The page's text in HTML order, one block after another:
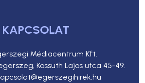
KAPCSOLAT
Médiacentrum Kft.
Kossuth Lajos utca 45-49.